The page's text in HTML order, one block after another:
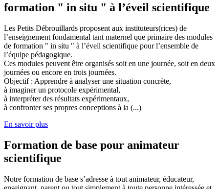
formation " in situ " à l’éveil scientifique
Les Petits Débrouillards proposent aux instituteurs(rices) de
l’enseignement fondamental tant maternel que primaire des modules
de formation " in situ " à l’éveil scientifique pour l’ensemble de
l’équipe pédagogique.
Ces modules peuvent être organisés soit en une journée, soit en deux
journées ou encore en trois journées.
Objectif : Apprendre à analyser une situation concrète,
à imaginer un protocole expérimental,
à interpréter des résultats expérimentaux,
à confronter ses propres conceptions à la (...)
En savoir plus
Formation de base pour animateur
scientifique
Notre formation de base s’adresse à tout animateur, éducateur,